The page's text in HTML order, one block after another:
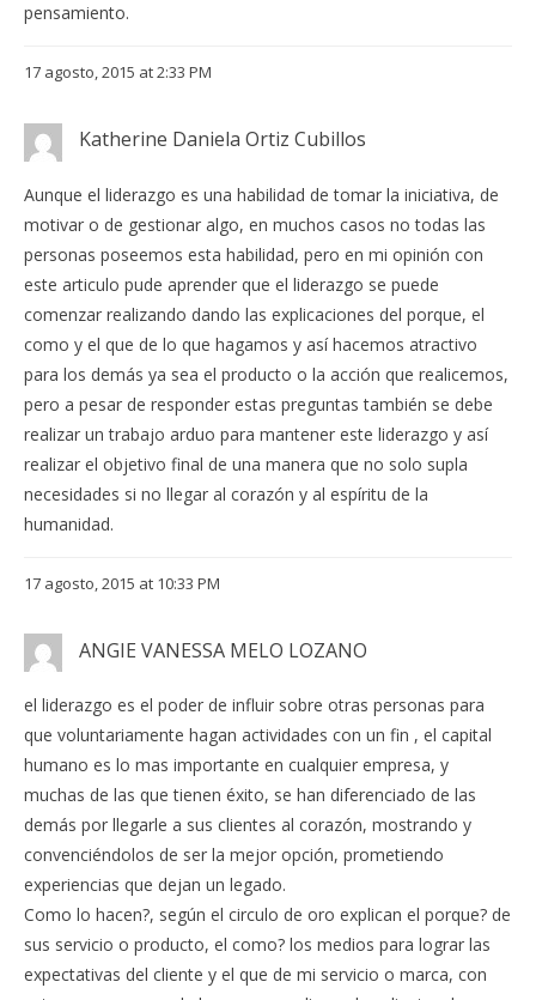
pensamiento.
17 agosto, 2015 at 2:33 PM
Katherine Daniela Ortiz Cubillos
Aunque el liderazgo es una habilidad de tomar la iniciativa, de
motivar o de gestionar algo, en muchos casos no todas las
personas poseemos esta habilidad, pero en mi opinión con
este articulo pude aprender que el liderazgo se puede
comenzar realizando dando las explicaciones del porque, el
como y el que de lo que hagamos y así hacemos atractivo
para los demás ya sea el producto o la acción que realicemos,
pero a pesar de responder estas preguntas también se debe
realizar un trabajo arduo para mantener este liderazgo y así
realizar el objetivo final de una manera que no solo supla
necesidades si no llegar al corazón y al espíritu de la
humanidad.
17 agosto, 2015 at 10:33 PM
ANGIE VANESSA MELO LOZANO
el liderazgo es el poder de influir sobre otras personas para
que voluntariamente hagan actividades con un fin , el capital
humano es lo mas importante en cualquier empresa, y
muchas de las que tienen éxito, se han diferenciado de las
demás por llegarle a sus clientes al corazón, mostrando y
convenciéndolos de ser la mejor opción, prometiendo
experiencias que dejan un legado.
Como lo hacen?, según el circulo de oro explican el porque? de
sus servicio o producto, el como? los medios para lograr las
expectativas del cliente y el que de mi servicio o marca, con